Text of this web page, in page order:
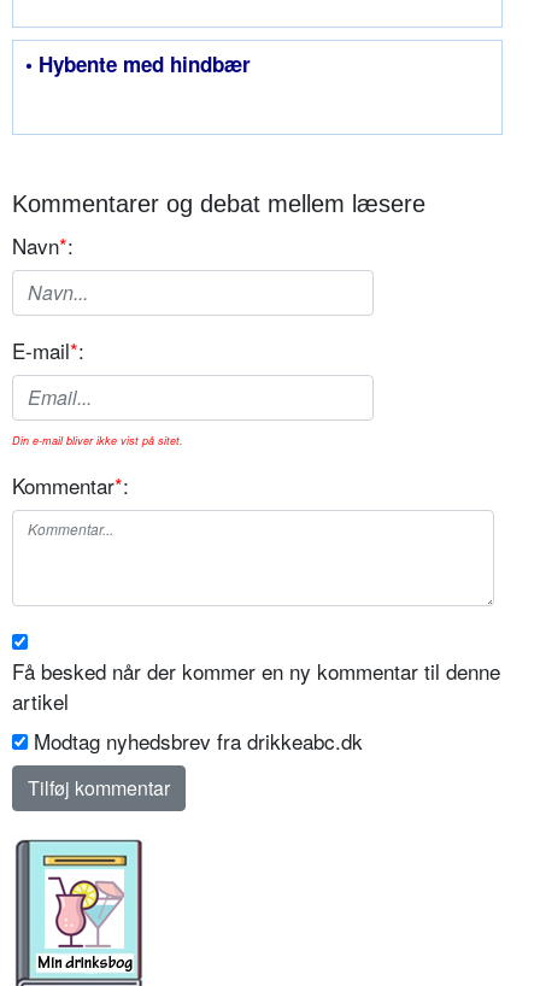
• Hybente med hindbær
Kommentarer og debat mellem læsere
Navn*:
E-mail*:
Din e-mail bliver ikke vist på sitet.
Kommentar*:
Få besked når der kommer en ny kommentar til denne
artikel
Modtag nyhedsbrev fra drikkeabc.dk